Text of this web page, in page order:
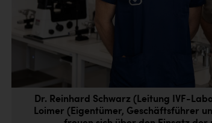
Dr. Reinhard Schwarz (Leitung IVF-
Loimer (Eigentümer, Geschäftsführer